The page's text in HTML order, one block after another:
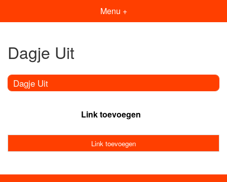
Menu +
Dagje Uit
Dagje Uit
Link toevoegen
Link toevoegen